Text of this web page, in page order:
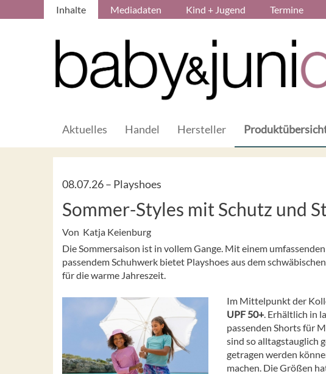
Inhalte Mediadaten Kind + Jugend Termine
Aktuelles Handel Hersteller
08.07.26 – Playshoes
Sommer-Styles mit Schutz und
Von Katja Keienburg
Die Sommersaison ist in vollem Gange. Mit einem
passendem Schuhwerk bietet Playshoes aus dem
für die warme Jahreszeit.
Im Mittelpunkt der
UPF 50+. Erhältlich in
passenden Shorts für
sind so alltagstauglich
getragen werden
machen. Die Größen